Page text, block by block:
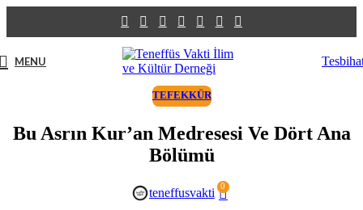
MENU
TEFEKKÜR
Bu Asrın Kur’an Medresesi Ve Dört Ana
Bölümü
teneffusvakti 0